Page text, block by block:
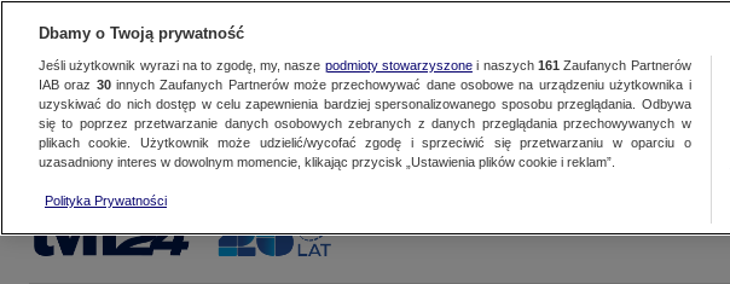
Dbamy o Twoją prywatność
Jeśli użytkownik wyrazi na to zgodę, my, nasze podmioty stowarzyszonei naszych 161 Zaufanych Partnerów
IAB oraz 30innych Zaufanych Partnerów może przechowywać dane osobowe na urządzeniu użytkownika i
uzyskiwać do nich dostęp w celu zapewnienia bardziej spersonalizowanego sposobu przeglądania. Odbywa
się to poprzez przetwarzanie danych osobowych zebranych z danych przeglądania przechowywanych w
plikach cookie. Użytkownik może udzielić/wycofać zgodę i sprzeciwić się przetwarzaniu w oparciu o
uzasadniony interes w dowolnym momencie, klikając przycisk „Ustawienia plików cookie i reklam”.
Polityka Prywatności